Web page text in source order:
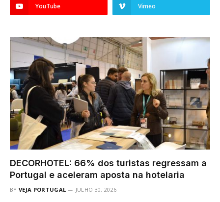
YouTube Vimeo
DECORHOTEL: 66% dos turistas regressam a
Portugal e aceleram aposta na hotelaria
BY VEJA PORTUGAL JULHO 30, 2026